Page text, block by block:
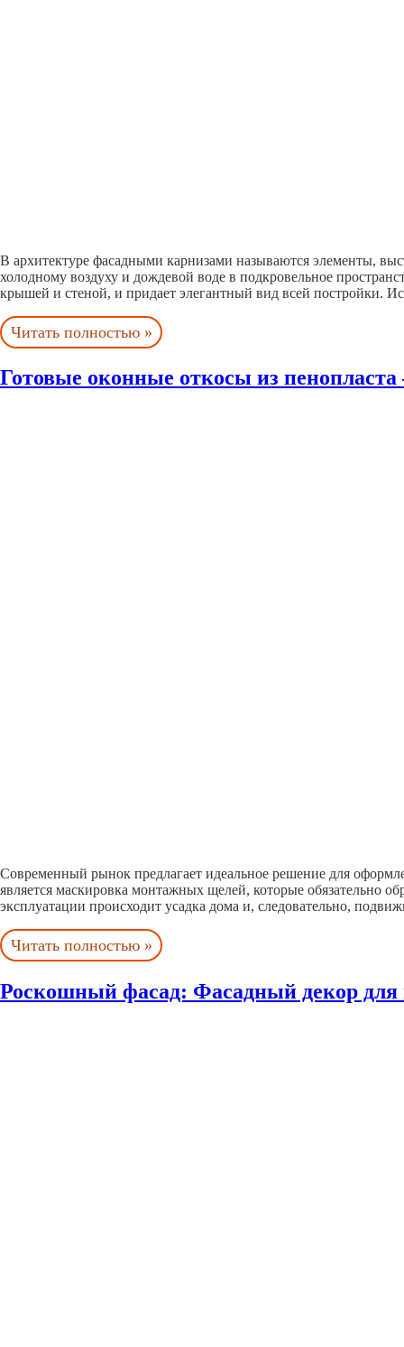
В архитектуре фасадными карнизами называются элементы,
холодному воздуху и дождевой воде в подкровельное
крышей и стеной, и придает элегантный вид всей постройки.
Читать полностью »
Готовые оконные откосы из пенопласта
Современный рынок предлагает идеальное решение для
является маскировка монтажных щелей, которые обязательно
эксплуатации происходит усадка дома и, следовательно,
Читать полностью »
Роскошный фасад: Фасадный декор